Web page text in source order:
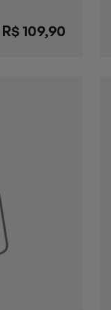
R$ 109,90